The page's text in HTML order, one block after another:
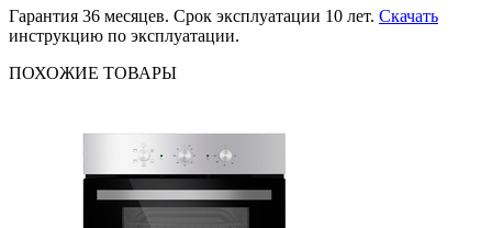
Гарантия 36 месяцев. Срок эксплуатации 10 лет. Скачать
инструкцию по эксплуатации.
ПОХОЖИЕ ТОВАРЫ